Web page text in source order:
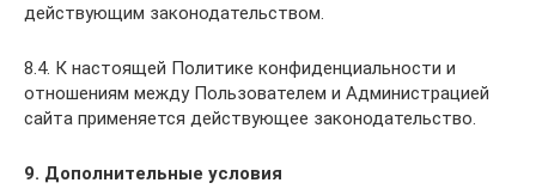
действующим законодательством.
8.4. К настоящей Политике конфиденциальности и
отношениям между Пользователем и Администрацией
сайта применяется действующее законодательство.
9. Дополнительные условия